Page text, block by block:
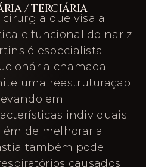
/ TERCIÁRIA
que visa a
e funcional do nariz.
é especialista
chamada
uma reestruturação
em
individuais
de melhorar a
também pode
causados